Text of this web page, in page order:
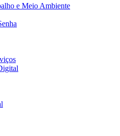
e Meio Ambiente